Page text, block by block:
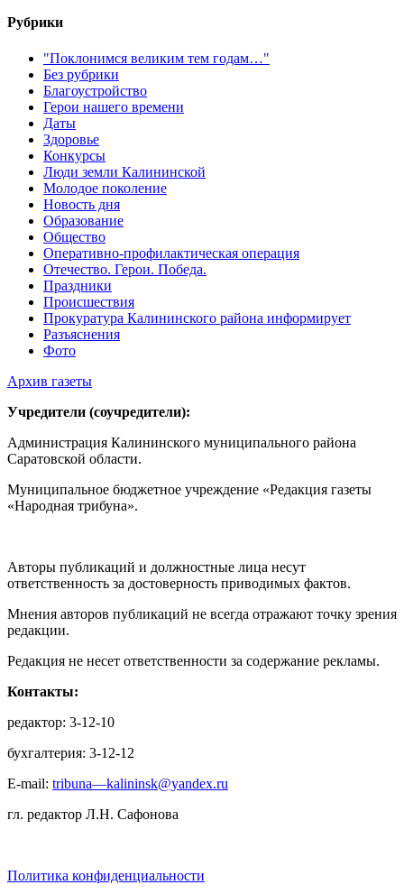
Рубрики
"Поклонимся великим тем годам…"
Без рубрики
Благоустройство
Герои нашего времени
Даты
Здоровье
Конкурсы
Люди земли Калининской
Молодое поколение
Новость дня
Образование
Общество
Оперативно-профилактическая операция
Отечество. Герои. Победа.
Праздники
Происшествия
Прокуратура Калининского района информирует
Разъяснения
Фото
Архив газеты
Учредители (соучредители):
Администрация Калининского муниципального района
Саратовской области.
Муниципальное бюджетное учреждение «Редакция газеты
«Народная трибуна».
Авторы публикаций и должностные лица несут
ответственность за достоверность приводимых фактов.
Мнения авторов публикаций не всегда отражают точку зрения
редакции.
Редакция не несет ответственности за содержание рекламы.
Контакты:
редактор: 3-12-10
бухгалтерия: 3-12-12
E-mail: tribuna—kalininsk@yandex.ru
гл. редактор Л.Н. Сафонова
Политика конфиденциальности